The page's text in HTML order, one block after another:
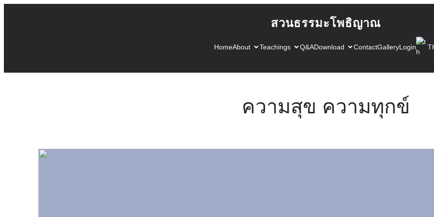
สวนธรรมะโพธิญาณ
HomeAbout Teachings Q&ADownload ContactGalleryLogin
ความสุข ความทุกข์